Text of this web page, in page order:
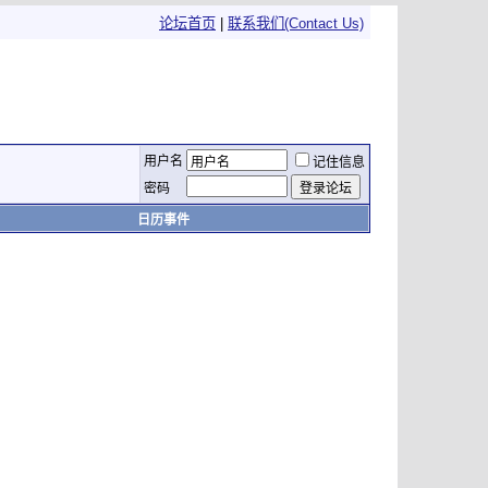
论坛首页 联系我们(Contact Us)
用户名
记住信息
密码
日历事件